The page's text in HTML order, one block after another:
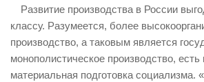
Развитие производства в России
классу. Разумеется, более
производство, а таковым является
монополистическое производство,
материальная подготовка социализма.